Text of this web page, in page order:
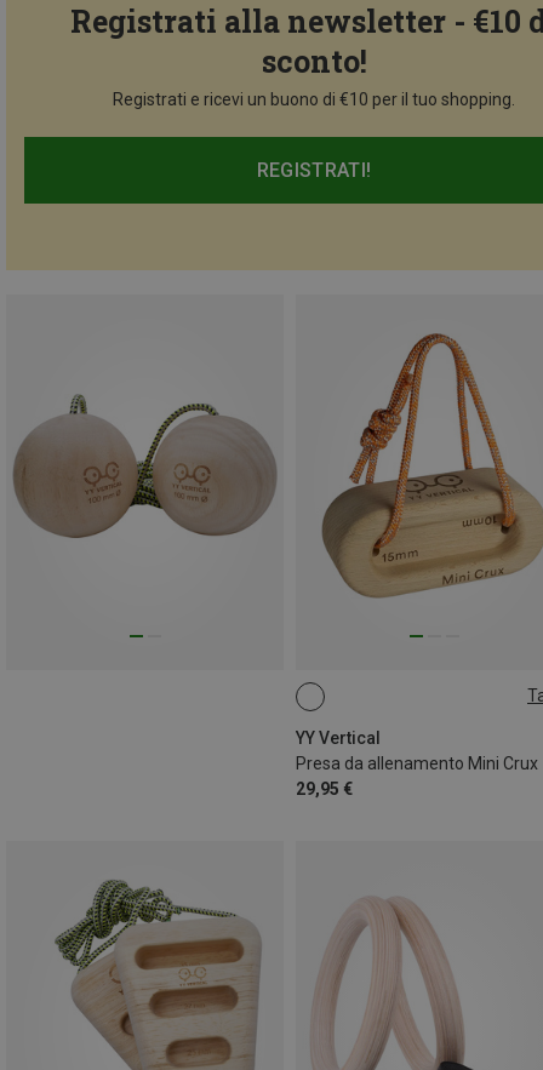
Registrati alla newsletter - €10
sconto!
Registrati e ricevi un buono di €10 per il tuo shopping.
REGISTRATI!
YY Vertical
Presa da allenamento Mini Crux
29,95 €
ONE SIZE